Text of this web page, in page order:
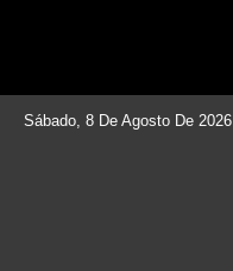
Sábado, 8 De Agosto De 2026